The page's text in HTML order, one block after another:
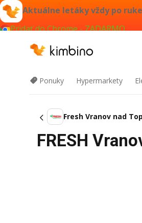
Aktuálne letáky vždy po ruke
Pridať do Chrome - ZADARMO
Ponuky Hypermarkety
Fresh Vranov nad
FRESH